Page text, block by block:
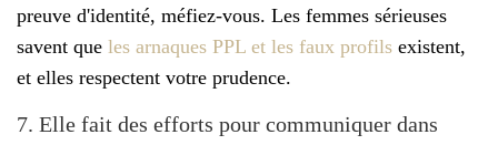
preuve d'identité, méfiez-vous. Les femmes sérieuses
savent que les arnaques PPL et les faux profils existent,
et elles respectent votre prudence.
7. Elle fait des efforts pour communiquer dans